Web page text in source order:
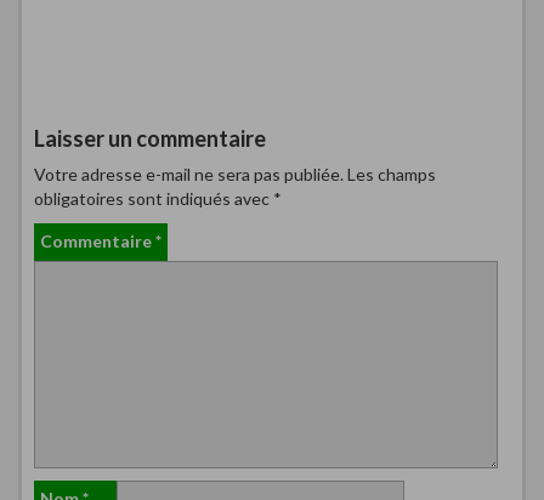
o
o
k
er
Laisser un commentaire
Votre adresse e-mail ne sera pas publiée. Les champs
obligatoires sont indiqués avec *
Commentaire*